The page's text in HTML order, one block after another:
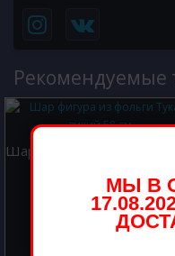
Рекомендуемые
Шар фигура из фольги
700.00 р.МЫ В